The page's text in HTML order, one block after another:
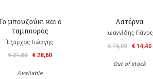
μπουζούκι και ο
ταμπουράς
Έξαρχος Γιώργης
€ 31,80
€ 28,60
Available
Λατέρνα
Ιωαννίδης Πάνος
€ 16,00
€ 14,40
Out of stock